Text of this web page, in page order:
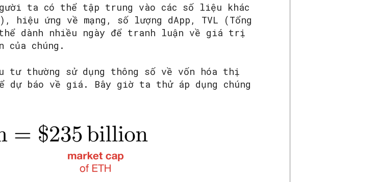
ta có thể tập trung vào các số liệu khác
hiệu ứng về mạng, số lượng dApp, TVL (Tổng
dành nhiều ngày để tranh luận về giá trị
của chúng.
tư thường sử dụng thông số về vốn hóa thị
dự báo về giá. Bây giờ ta thử áp dụng chúng